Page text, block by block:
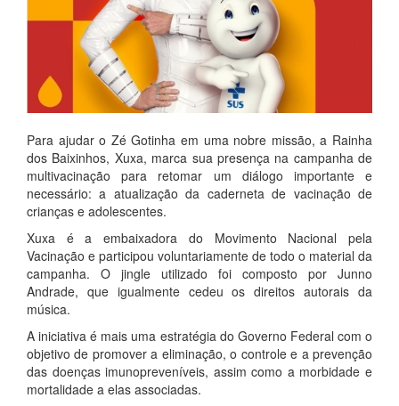
Para ajudar o Zé Gotinha em uma nobre missão, a Rainha
dos Baixinhos, Xuxa, marca sua presença na campanha de
multivacinação para retomar um diálogo importante e
necessário: a atualização da caderneta de vacinação de
crianças e adolescentes.
Xuxa é a embaixadora do Movimento Nacional pela
Vacinação e participou voluntariamente de todo o material da
campanha. O jingle utilizado foi composto por Junno
Andrade, que igualmente cedeu os direitos autorais da
música.
A iniciativa é mais uma estratégia do Governo Federal com o
objetivo de promover a eliminação, o controle e a prevenção
das doenças imunopreveníveis, assim como a morbidade e
mortalidade a elas associadas.